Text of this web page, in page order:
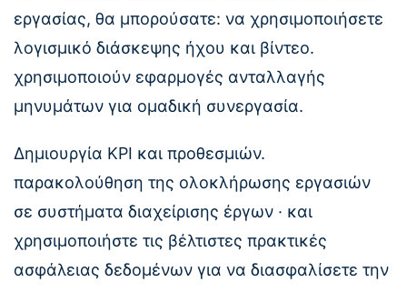
εργασίας, θα μπορούσατε: να χρησιμοποιήσετε
λογισμικό διάσκεψης ήχου και βίντεο.
χρησιμοποιούν εφαρμογές ανταλλαγής
μηνυμάτων για ομαδική συνεργασία.
Δημιουργία KPI και προθεσμιών.
παρακολούθηση της ολοκλήρωσης εργασιών
σε συστήματα διαχείρισης έργων · και
χρησιμοποιήστε τις βέλτιστες πρακτικές
ασφάλειας δεδομένων για να διασφαλίσετε την